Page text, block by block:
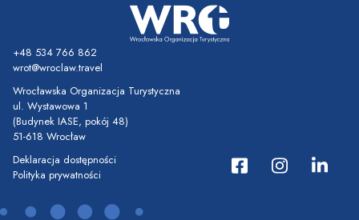
+48 534 766 862
wrot@wroclaw.travel
Wrocławska Organizacja Turystyczna
ul. Wystawowa 1
(Budynek IASE, pokój 48)
51-618 Wrocław
Deklaracja dostępności
Polityka prywatności